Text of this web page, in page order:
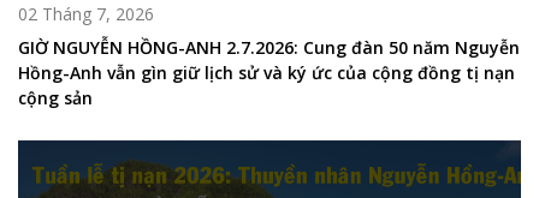
02 Tháng 7, 2026
GIỜ NGUYỄN HỒNG-ANH 2.7.2026: Cung đàn 50 năm Nguyễn
Hồng-Anh vẫn gìn giữ lịch sử và ký ức của cộng đồng tị nạn
cộng sản